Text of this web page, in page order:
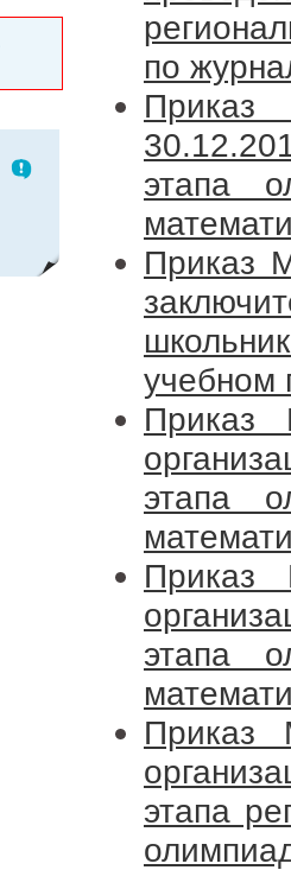
по
этапа
Приказ
учебном
этапа
этапа
этапа